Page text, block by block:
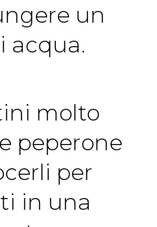
un
acqua.
molto
peperone
per
in una